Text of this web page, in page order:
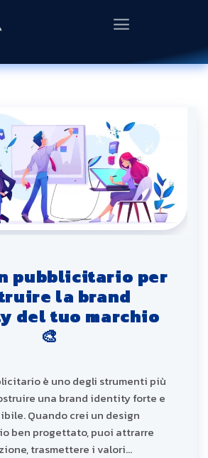
pubblicitario per
la brand
del tuo marchio
🎨
è uno degli strumenti più
una brand identity forte e
Quando crei un design
ben progettato, puoi attrarre
trasmettere i valori…